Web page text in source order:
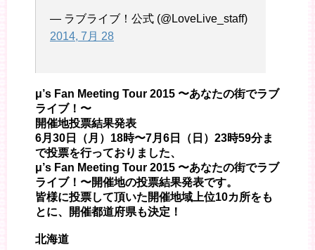
— ラブライブ！公式 (@LoveLive_staff)
2014, 7月 28
μ’s Fan Meeting Tour 2015 〜あなたの街でラブ
ライブ！〜
開催地投票結果発表
6月30日（月）18時〜7月6日（日）23時59分ま
で投票を行っておりました、
μ’s Fan Meeting Tour 2015 〜あなたの街でラブ
ライブ！〜開催地の投票結果発表です。
皆様に投票して頂いた開催地域上位10カ所をも
とに、開催都道府県も決定！
北海道